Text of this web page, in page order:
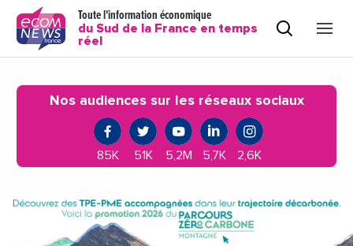
Toute l'information économique
du Sud de la France en temps
réel
Nos audiences sur les réseaux sociaux
85K 51K 5,2M 5,7K 2,6K